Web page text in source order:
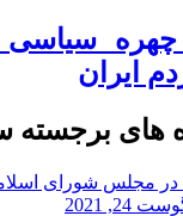
چهره
ایران
های برجسته
24, 2021